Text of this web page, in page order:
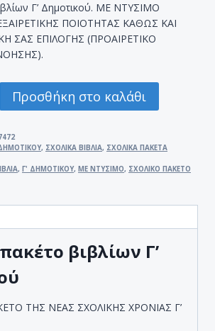
Γ’ Δημοτικού. ΜΕ ΝΤΥΣΙΜΟ
ΠΟΙΟΤΗΤΑΣ ΚΑΘΩΣ ΚΑΙ
ΣΑΣ ΕΠΙΛΟΓΗΣ (ΠΡΟΑΙΡΕΤΙΚΟ
Προσθήκη στο καλάθι
, ΣΧΟΛΙΚΑ ΒΙΒΛΙΑ, ΣΧΟΛΙΚΑ ΠΑΚΕΤΑ
, Γ' ΔΗΜΟΤΙΚΟΥ, ΜΕ ΝΤΥΣΙΜΟ, ΣΧΟΛΙΚΟ ΠΑΚΕΤΟ
βιβλίων Γ’
ΤΗΣ ΝΕΑΣ ΣΧΟΛΙΚΗΣ ΧΡΟΝΙΑΣ Γ’